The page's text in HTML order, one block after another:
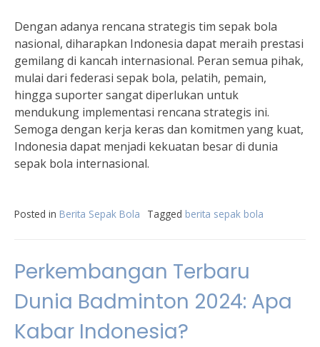
Dengan adanya rencana strategis tim sepak bola
nasional, diharapkan Indonesia dapat meraih prestasi
gemilang di kancah internasional. Peran semua pihak,
mulai dari federasi sepak bola, pelatih, pemain,
hingga suporter sangat diperlukan untuk
mendukung implementasi rencana strategis ini.
Semoga dengan kerja keras dan komitmen yang kuat,
Indonesia dapat menjadi kekuatan besar di dunia
sepak bola internasional.
Posted in Berita Sepak Bola Tagged berita sepak bola
Perkembangan Terbaru
Dunia Badminton 2024: Apa
Kabar Indonesia?